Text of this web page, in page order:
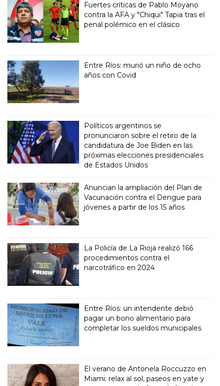
Fuertes críticas de Pablo Moyano
contra la AFA y "Chiqui" Tapia tras el
penal polémico en el clásico
Entre Ríos: murió un niño de ocho
años con Covid
Políticos argentinos se
pronunciaron sobre el retiro de la
candidatura de Joe Biden en las
próximas elecciones presidenciales
de Estados Unidos
Anuncian la ampliación del Plan de
Vacunación contra el Dengue para
jóvenes a partir de los 15 años
La Policía de La Rioja realizó 166
procedimientos contra el
narcotráfico en 2024
Entre Ríos: un intendente debió
pagar un bono alimentario para
completar los sueldos municipales
El verano de Antonela Roccuzzo en
Miami: relax al sol, paseos en yate y